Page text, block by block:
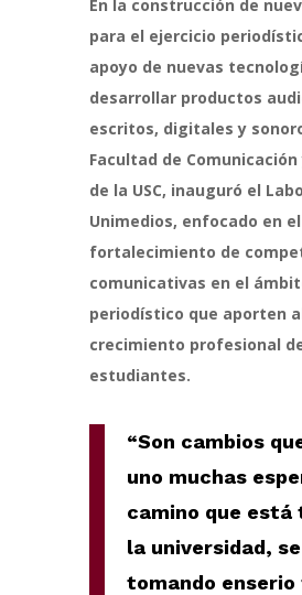
En la construcción de
para el ejercicio
apoyo de nuevas
desarrollar productos
escritos, digitales y
Facultad de
de la USC, inauguró el
Unimedios, enfocado en el
fortalecimiento de
comunicativas en el
periodístico que aporten
crecimiento profesional
estudiantes.
“Son cambios
uno muchas
camino que está
la universidad,
tomando